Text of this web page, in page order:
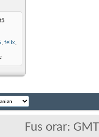
, felix,
Fus orar: